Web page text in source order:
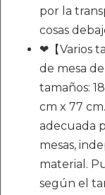
por la
cosas
❤【Varios
de mesa
tamaños:
cm x 77
adecuada
mesas,
material.
según el